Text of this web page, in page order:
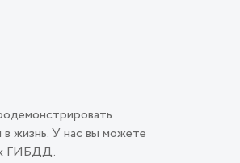
жизнь. У нас вы можете
ГИБДД.